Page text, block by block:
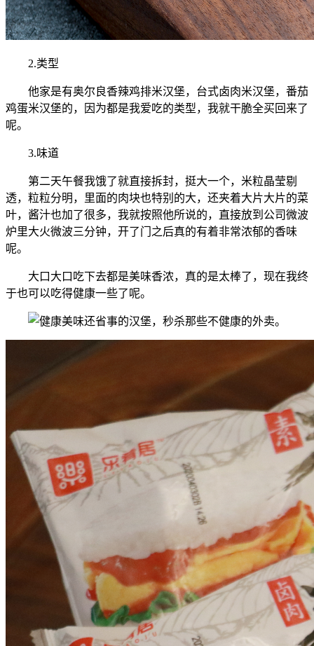
2.类型
他家是有奥尔良香辣鸡排米汉堡，台式卤肉米汉堡，番茄
鸡蛋米汉堡的，因为都是我爱吃的类型，我就干脆全买回来了
呢。
3.味道
第二天午餐我饿了就直接拆封，挺大一个，米粒晶莹剔
透，粒粒分明，里面的肉块也特别的大，还夹着大片大片的菜
叶，酱汁也加了很多，我就按照他所说的，直接放到公司微波
炉里大火微波三分钟，开了门之后真的有着非常浓郁的香味
呢。
大口大口吃下去都是美味香浓，真的是太棒了，现在我终
于也可以吃得健康一些了呢。